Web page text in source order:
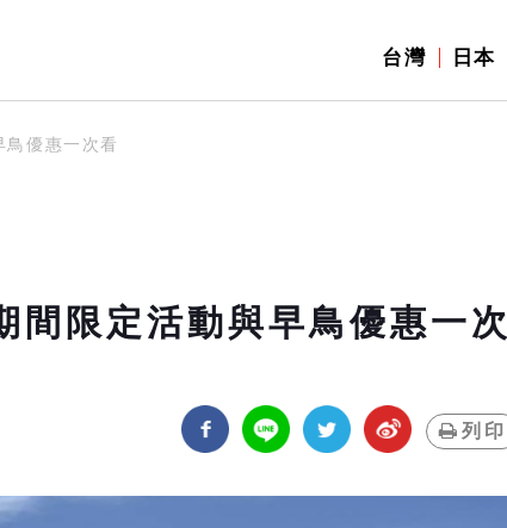
台灣 日本
優惠一次看
間限定活動與早鳥優惠一次
列印